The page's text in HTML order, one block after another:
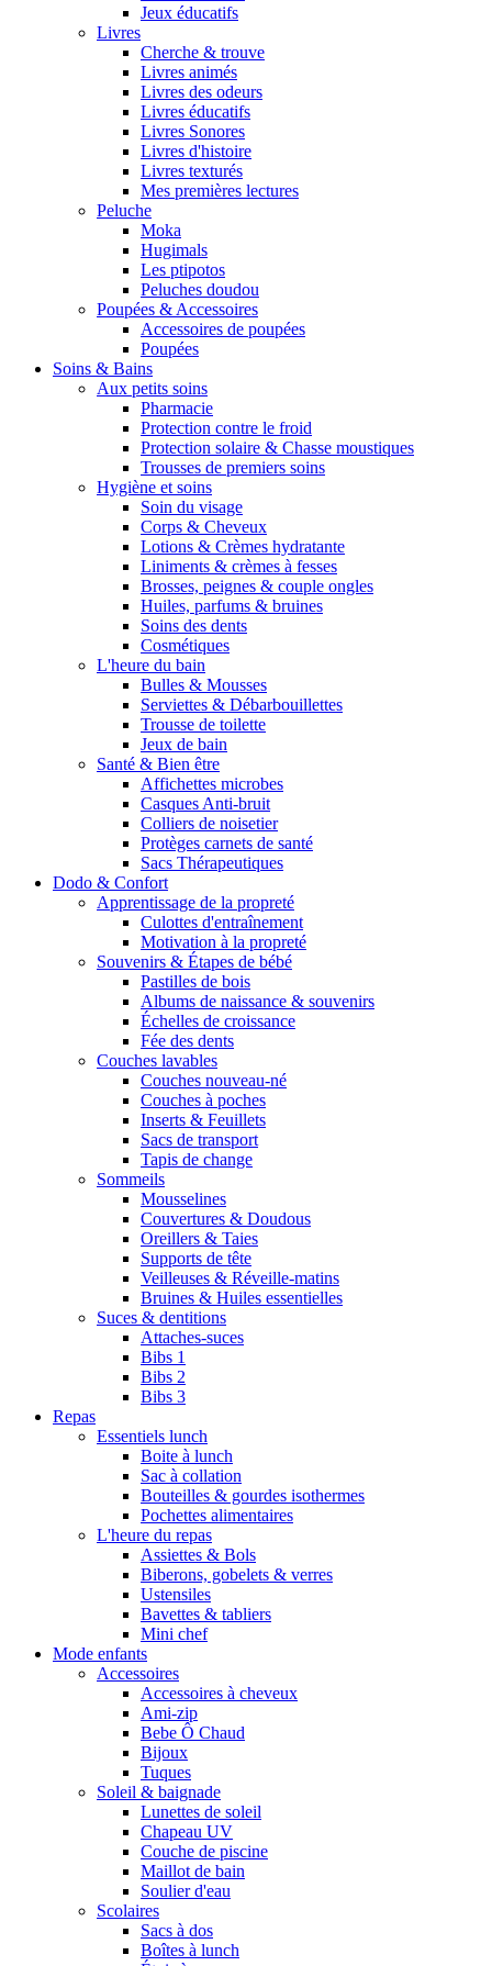
Jeux éducatifs
Livres
Cherche & trouve
Livres animés
Livres des odeurs
Livres éducatifs
Livres Sonores
Livres d'histoire
Livres texturés
Mes premières lectures
Peluche
Moka
Hugimals
Les ptipotos
Peluches doudou
Poupées & Accessoires
Accessoires de poupées
Poupées
Soins & Bains
Aux petits soins
Pharmacie
Protection contre le froid
Protection solaire & Chasse moustiques
Trousses de premiers soins
Hygiène et soins
Soin du visage
Corps & Cheveux
Lotions & Crèmes hydratante
Liniments & crèmes à fesses
Brosses, peignes & couple ongles
Huiles, parfums & bruines
Soins des dents
Cosmétiques
L'heure du bain
Bulles & Mousses
Serviettes & Débarbouillettes
Trousse de toilette
Jeux de bain
Santé & Bien être
Affichettes microbes
Casques Anti-bruit
Colliers de noisetier
Protèges carnets de santé
Sacs Thérapeutiques
Dodo & Confort
Apprentissage de la propreté
Culottes d'entraînement
Motivation à la propreté
Souvenirs & Étapes de bébé
Pastilles de bois
Albums de naissance & souvenirs
Échelles de croissance
Fée des dents
Couches lavables
Couches nouveau-né
Couches à poches
Inserts & Feuillets
Sacs de transport
Tapis de change
Sommeils
Mousselines
Couvertures & Doudous
Oreillers & Taies
Supports de tête
Veilleuses & Réveille-matins
Bruines & Huiles essentielles
Suces & dentitions
Attaches-suces
Bibs 1
Bibs 2
Bibs 3
Repas
Essentiels lunch
Boite à lunch
Sac à collation
Bouteilles & gourdes isothermes
Pochettes alimentaires
L'heure du repas
Assiettes & Bols
Biberons, gobelets & verres
Ustensiles
Bavettes & tabliers
Mini chef
Mode enfants
Accessoires
Accessoires à cheveux
Ami-zip
Bebe Ô Chaud
Bijoux
Tuques
Soleil & baignade
Lunettes de soleil
Chapeau UV
Couche de piscine
Maillot de bain
Soulier d'eau
Scolaires
Sacs à dos
Boîtes à lunch